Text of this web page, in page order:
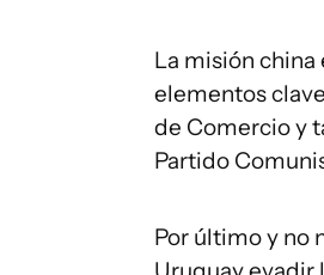
La misión
elementos
de Comercio y
Partido
Por último y no